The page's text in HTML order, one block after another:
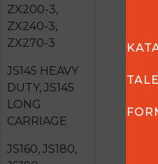
ZX200-3,
ZX240-3,
ZX270-3
JS145 HEAVY
DUTY, JS145
LONG
CARRIAGE
JS160, JS180,